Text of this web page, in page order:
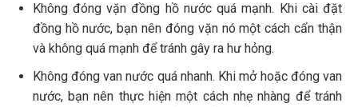
Không đóng vặn đồng hồ nước quá mạnh. Khi cài đặt
đồng hồ nước, bạn nên đóng vặn nó một cách cẩn thận
và không quá mạnh để tránh gây ra hư hỏng.
Không đóng van nước quá nhanh. Khi mở hoặc đóng van
nước, bạn nên thực hiện một cách nhẹ nhàng để tránh